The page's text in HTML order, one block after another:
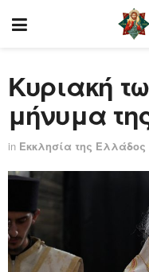
Κυριακή
μήνυμα
in Εκκλησία της Ελλάδος